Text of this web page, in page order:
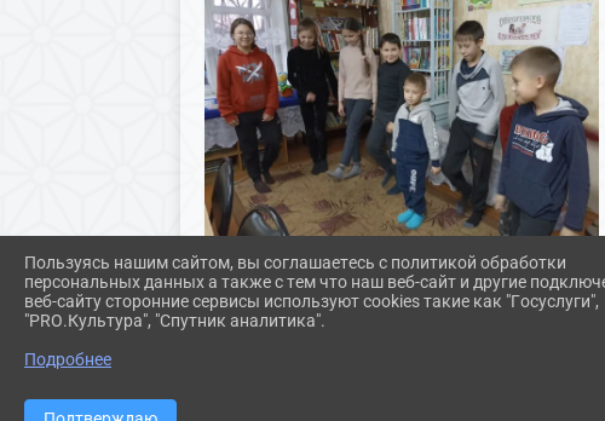
Пользуясь нашим сайтом, вы соглашаетесь с политикой обработки
персональных данных а также с тем что наш веб-сайт и другие
веб-сайту сторонние сервисы используют cookies такие как "Госуслуги",
"PRO.Культура", "Спутник аналитика".
Подробнее